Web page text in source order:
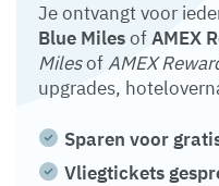
Je ontvangt voor
Blue MilesofAMEX
MilesofAMEX
upgrades,
Sparen voor
Vliegtickets